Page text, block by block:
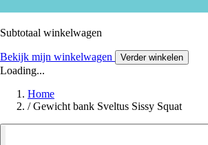
Subtotaal winkelwagen
Bekijk mijn winkelwagen Verder winkelen
Loading...
Home
/ Gewicht bank Sveltus Sissy Squat